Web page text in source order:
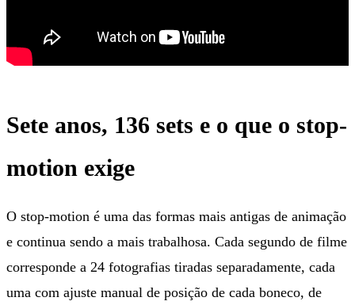
Sete anos, 136 sets e o que o stop-
motion exige
O stop-motion é uma das formas mais antigas de animação
e continua sendo a mais trabalhosa. Cada segundo de filme
corresponde a 24 fotografias tiradas separadamente, cada
uma com ajuste manual de posição de cada boneco, de